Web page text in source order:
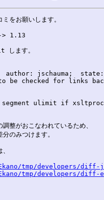
をお願いします。
1.13
します。
author: jschauma;
be checked for links
segment ulimit if
整がおこなわれているため、
のみつけます。
tmp/developers/
tmp/developers/diff-